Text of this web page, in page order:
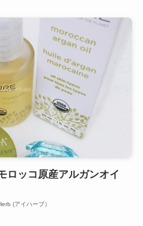
ロッコ原産アルガンオイ
(アイハーブ）